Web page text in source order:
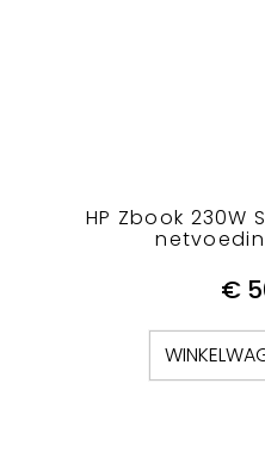
HP Zbook 230W
€